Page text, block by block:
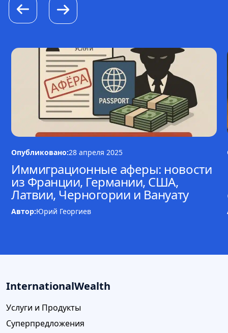
Опубликовано:28 апреля 2025
Иммиграционные аферы: новости
из Франции, Германии, США,
Латвии, Черногории и Вануату
Автор:Юрий Георгиев
InternationalWealth
Услуги и Продукты
Суперпредложения